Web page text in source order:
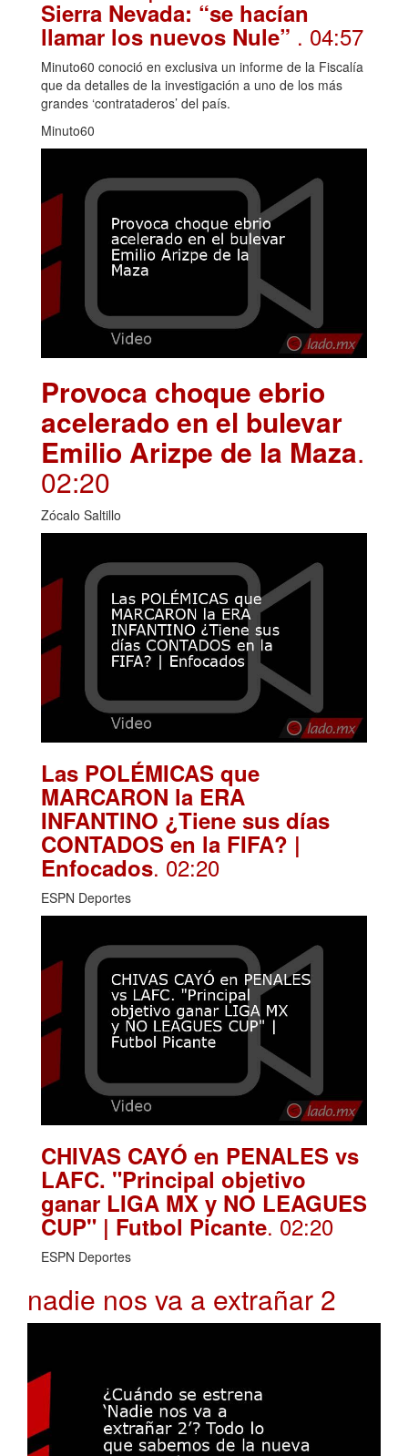
Sierra Nevada: “se hacían
llamar los nuevos Nule” . 04:57
Minuto60 conoció en exclusiva un informe de la Fiscalía
que da detalles de la investigación a uno de los más
grandes ‘contrataderos’ del país.
Minuto60
Provoca choque ebrio
acelerado en el bulevar
Emilio Arizpe de la Maza.
02:20
Zócalo Saltillo
Las POLÉMICAS que
MARCARON la ERA
INFANTINO ¿Tiene sus días
CONTADOS en la FIFA? |
Enfocados. 02:20
ESPN Deportes
CHIVAS CAYÓ en PENALES vs
LAFC. "Principal objetivo
ganar LIGA MX y NO LEAGUES
CUP" | Futbol Picante. 02:20
ESPN Deportes
nadie nos va a extrañar 2